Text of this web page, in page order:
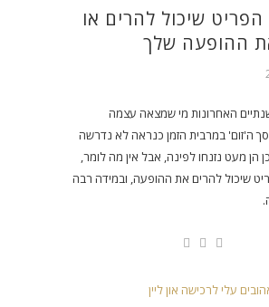
הפריט שיכול להרים או
ההופעה שלך
האחרונות מי שמצאה עצמה
ה'זום' במרבית הזמן כנראה לא נדרשה
הן מעט נזנחו לפינה, אבל אין מה לומר,
שיכול להרים את ההופעה, ובמידה רבה